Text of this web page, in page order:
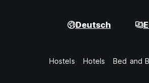
Deutsch
Hostels Hotels Bed and